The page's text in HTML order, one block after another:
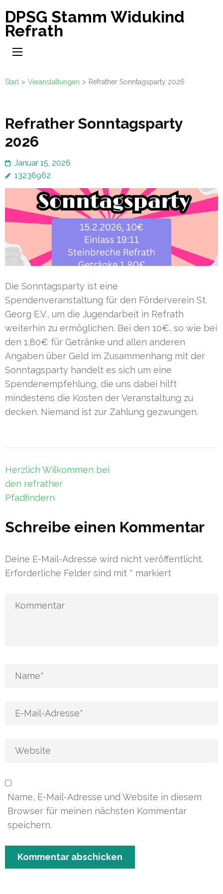
Inhalt
springen
(Enter
DPSG Stamm Widukind
Refrath
Start > Veranstaltungen > Refrather Sonntagsparty 2026
Refrather Sonntagsparty
2026
Januar 15, 2026
13236962
Die Sonntagsparty ist eine
Spendenveranstaltung für den Förderverein St.
Georg E.V., um die Jugendarbeit in Refrath
weiterhin zu ermöglichen. Bei den 10€, so wie bei
den 1,80€ für Getränke und allen anderen
Angaben über Geld im Zusammenhang mit der
Sonntagsparty handelt es sich um eine
Spendenempfehlung, die uns dabei hilft
mindestens die Kosten der Veranstaltung zu
decken. Niemand ist zur Zahlung gezwungen.
Beitragsnavigation
Herzlich Wilkommen bei
den refrather
Pfadfindern
Schreibe einen Kommentar
Deine E-Mail-Adresse wird nicht veröffentlicht.
Erforderliche Felder sind mit * markiert
Name, E-Mail-Adresse und Website in diesem
Browser für meinen nächsten Kommentar
speichern.